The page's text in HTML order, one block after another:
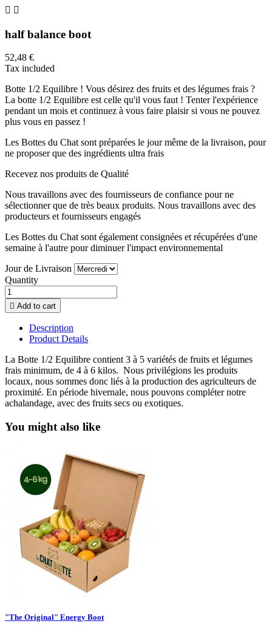
 
half balance boot
52,48 €
Tax included
Botte 1/2 Equilibre ! Vous désirez des fruits et des légumes frais ?
La botte 1/2 Equilibre est celle qu'il vous faut ! Tenter l'expérience
pendant un mois et continuez à vous faire plaisir si vous ne pouvez
plus vous en passez !
Les Bottes du Chat sont préparées le jour même de la livraison, pour
ne proposer que des ingrédients ultra frais
Recevez nos produits de Qualité
Nous travaillons avec des fournisseurs de confiance pour ne
sélectionner que de très beaux produits. Nous travaillons avec des
producteurs et fournisseurs engagés
Les Bottes du Chat sont également consignées et récupérées d'une
semaine à l'autre pour diminuer l'impact environnemental
Jour de Livraison
Quantity
 Add to cart
Description
Product Details
La Botte 1/2 Equilibre contient 3 à 5 variétés de fruits et légumes
frais minimum, de 4 à 6 kilos. Nous privilégions les produits
locaux, nous sommes donc liés à la production des agriculteurs de
proximité. En période hivernale, nous pouvons compléter notre
achalandage, avec des fruits secs ou exotiques.
You might also like
"The Original" Energy Boot